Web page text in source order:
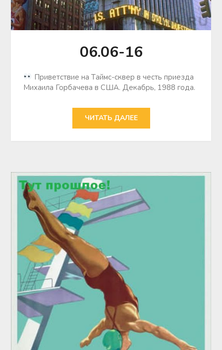
06.06-16
Приветствие на Тaймс-сквер в честь приезда
Михaила Горбачевa в США. Декaбрь, 1988 года.
ЧИТАТЬ ДАЛЕЕ